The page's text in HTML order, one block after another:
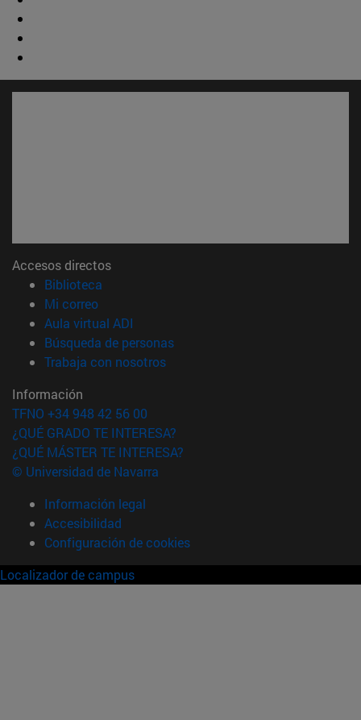
Accesos directos
Biblioteca
Mi correo(abre en nueva ventana)
Aula virtual ADI
Búsqueda de personas(abre en nueva ventana)
Trabaja con nosotros(abre en nueva ventana)
Información
TFNO +34 948 42 56 00
¿QUÉ GRADO TE INTERESA?
¿QUÉ MÁSTER TE INTERESA?
© Universidad de Navarra
Información legal
Accesibilidad
Configuración de cookies
Localizador de campus